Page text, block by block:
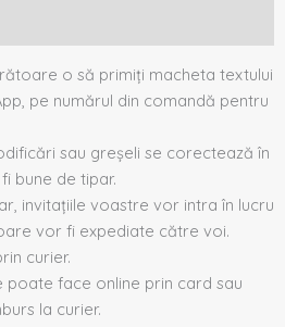
o să primiți macheta textului
pe numărul din comandă pentru
sau greșeli se corectează în
bune de tipar.
invitațiile voastre vor intra în lucru
vor fi expediate către voi.
curier.
poate face online prin card sau
la curier.